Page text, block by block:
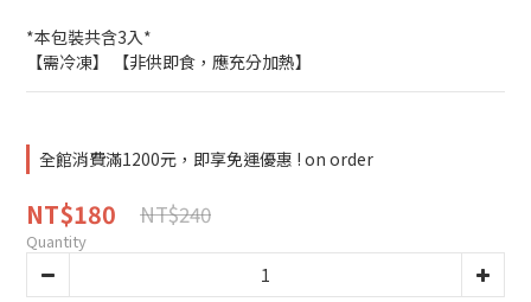
*本包裝共含3入*
【需冷凍】 【非供即食，應充分加熱】
全館消費滿1200元，即享免運優惠 ! on order
NT$180 NT$240
Quantity